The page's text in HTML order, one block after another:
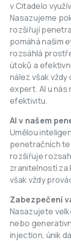
v Citadelo
Nasazujeme
rozšiřují
pomáhá našim
rozsáhlá
útoků a
nález však
expert. AI u
efektivitu.
AI v našem
Umělou
penetračních
rozšiřuje
zranitelností za
však vždy
Zabezpečení
Nasazujete
nebo
injection, únik